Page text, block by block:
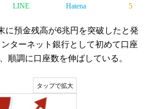
LINE Hatena 5
預金残高が6兆円を突破したと発
ターネット銀行として初めて口座
順調に口座数を伸ばしている。